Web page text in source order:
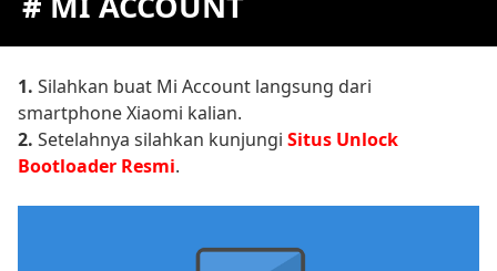
1. Silahkan buat Mi Account langsung dari
smartphone Xiaomi kalian.
2. Setelahnya silahkan kunjungi Situs Unlock
Bootloader Resmi.